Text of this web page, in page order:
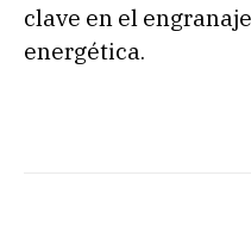
clave en el
energética.